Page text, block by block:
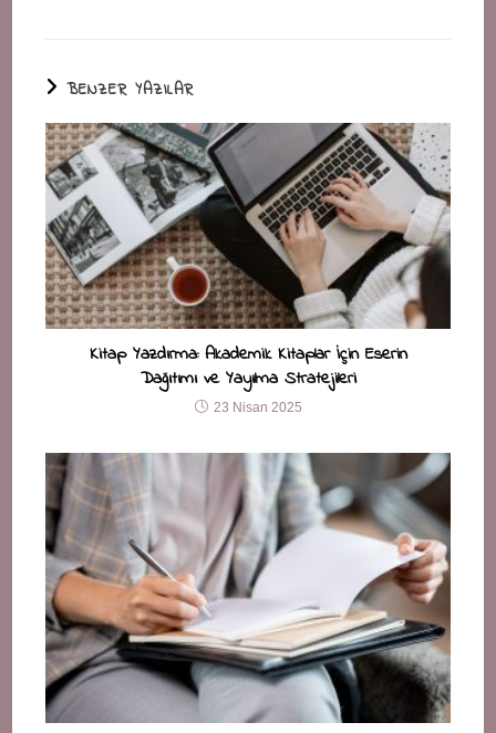
BENZER YAZILAR
Kitap Yazdırma: Akademik Kitaplar İçin Eserin
Dağıtımı ve Yayılma Stratejileri
23 Nisan 2025